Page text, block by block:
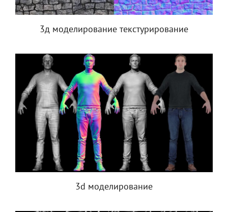
3д моделирование текстурирование
3d моделирование